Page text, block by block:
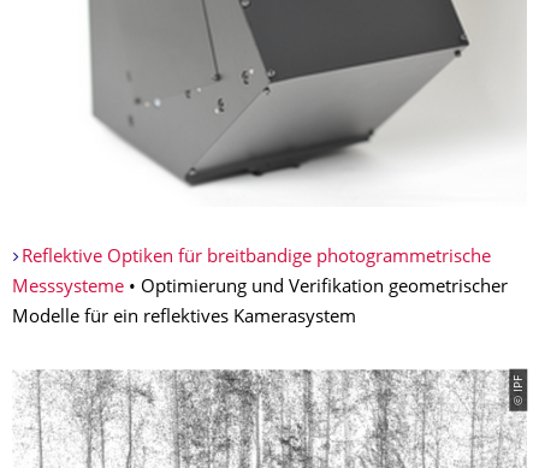
Reflektive Optiken für breitbandige photogrammetrische
Messsysteme • Optimierung und Verifikation geometrischer
Modelle für ein reflektives Kamerasystem
© IPF